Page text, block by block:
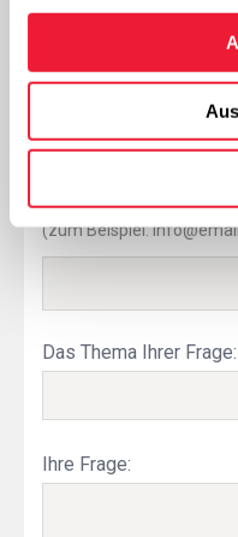
Land:(optional)
E-Mail-Adresse:
(zum Beispiel:
Das Thema Ihrer Frage:
Ihre Frage: